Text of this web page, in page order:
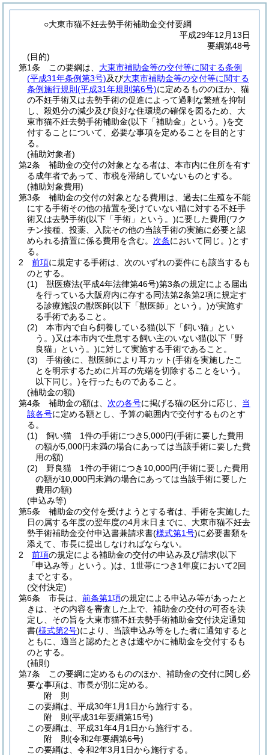
○大東市猫不妊去勢手術補助金交付要綱
平成29年12月13日
要綱第48号
(目的)
第1条
この要綱は、 大東市補助金等の交付等に関する条例
(平成31年条例第3号)及び大東市補助金等の交付等に関する
条例施行規則 (平成31年規則第6号)に定めるもののほか、猫
の不妊手術又は去勢手術の促進によって過剰な繁殖を抑制
し、殺処分の減少及び良好な住環境の確保を図るため、大
東市猫不妊去勢手術補助金(以下「補助金」という。)を交
付することについて、必要な事項を定めることを目的とす
る。
(補助対象者)
第2条
補助金の交付の対象となる者は、本市内に住所を有す
る成年者であって、市税を滞納していないものとする。
(補助対象費用)
第3条
補助金の交付の対象となる費用は、過去に生殖を不能
にする手術その他の措置を受けていない猫に対する不妊手
術又は去勢手術(以下「手術」という。)に要した費用(ワク
チン接種、投薬、入院その他の当該手術の実施に必要と認
められる措置に係る費用を含む。 次条において同じ。)とす
る。
2
前項に規定する手術は、次のいずれの要件にも該当するも
のとする。
(1)
獣医療法(平成4年法律第46号)第3条の規定による届出
を行っている大阪府内に存する同法第2条第2項に規定す
る診療施設の獣医師(以下「獣医師」という。)が実施す
る手術であること。
(2)
本市内で自ら飼養している猫(以下「飼い猫」とい
う。)又は本市内で生息する飼い主のいない猫(以下「野
良猫」という。)に対して実施する手術であること。
(3)
手術後に、獣医師により耳カット(手術を実施したこ
とを明示するために片耳の先端を切除することをいう。
以下同じ。)を行ったものであること。
(補助金の額)
第4条
補助金の額は、 次の各号に掲げる猫の区分に応じ、 当
該各号に定める額とし、予算の範囲内で交付するものとす
る。
(1)
飼い猫 1件の手術につき5,000円(手術に要した費用
の額が5,000円未満の場合にあっては当該手術に要した費
用の額)
(2)
野良猫 1件の手術につき10,000円(手術に要した費用
の額が10,000円未満の場合にあっては当該手術に要した
費用の額)
(申込み等)
第5条
補助金の交付を受けようとする者は、手術を実施した
日の属する年度の翌年度の4月末日までに、大東市猫不妊去
勢手術補助金交付申込書兼請求書(様式第1号)に必要書類を
添えて、市長に提出しなければならない。
2
前項の規定による補助金の交付の申込み及び請求(以下
「申込み等」という。)は、1世帯につき1年度において2回
までとする。
(交付決定)
第6条
市長は、 前条第1項の規定による申込み等があったと
きは、その内容を審査した上で、補助金の交付の可否を決
定し、その旨を大東市猫不妊去勢手術補助金交付決定通知
書(様式第2号)により、当該申込み等をした者に通知すると
ともに、適当と認めたときは速やかに補助金を交付するも
のとする。
(補則)
第7条
この要綱に定めるもののほか、補助金の交付に関し必
要な事項は、市長が別に定める。
附 則
この要綱は、平成30年1月1日から施行する。
附 則(平成31年要綱第15号)
この要綱は、平成31年4月1日から施行する。
附 則(令和2年要綱第6号)
この要綱は、令和2年3月1日から施行する。